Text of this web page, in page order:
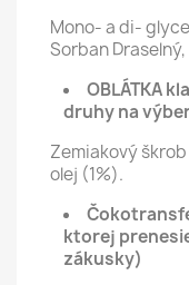
Mono- a di-
Sorban
OBLÁTKA
druhy na výber
Zemiakový
olej (1%).
ktorej
zákusky)